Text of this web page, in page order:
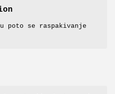
poto se raspakivanje